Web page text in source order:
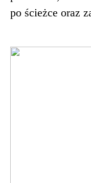
po ścieżce oraz